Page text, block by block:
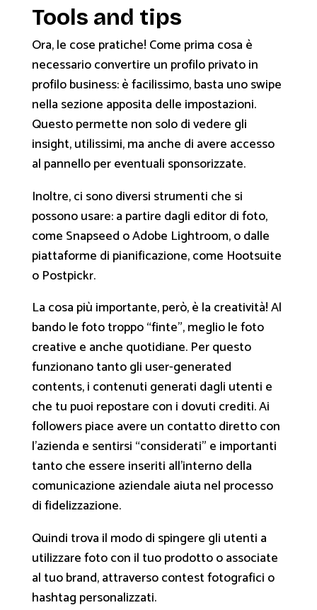
Tools and tips
Ora, le cose pratiche! Come prima cosa è
necessario convertire un profilo privato in
profilo business: è facilissimo, basta uno swipe
nella sezione apposita delle impostazioni.
Questo permette non solo di vedere gli
insight, utilissimi, ma anche di avere accesso
al pannello per eventuali sponsorizzate.
Inoltre, ci sono diversi strumenti che si
possono usare: a partire dagli editor di foto,
come Snapseed o Adobe Lightroom, o dalle
piattaforme di pianificazione, come Hootsuite
o Postpickr.
La cosa più importante, però, è la creatività! Al
bando le foto troppo “finte”, meglio le foto
creative e anche quotidiane. Per questo
funzionano tanto gli user-generated
contents, i contenuti generati dagli utenti e
che tu puoi repostare con i dovuti crediti. Ai
followers piace avere un contatto diretto con
l’azienda e sentirsi “considerati” e importanti
tanto che essere inseriti all’interno della
comunicazione aziendale aiuta nel processo
di fidelizzazione.
Quindi trova il modo di spingere gli utenti a
utilizzare foto con il tuo prodotto o associate
al tuo brand, attraverso contest fotografici o
hashtag personalizzati.